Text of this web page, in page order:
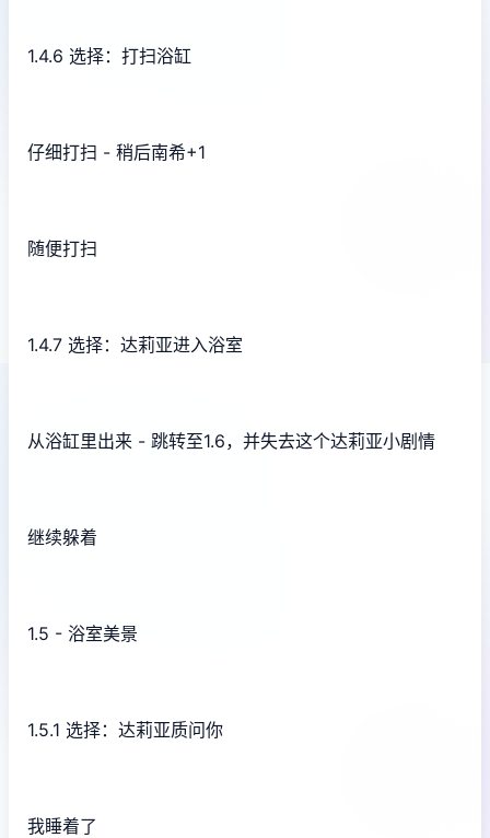
1.4.6 选择：打扫浴缸
仔细打扫 - 稍后南希+1
随便打扫
1.4.7 选择：达莉亚进入浴室
从浴缸里出来 - 跳转至1.6，并失去这个达莉亚小剧情
继续躲着
1.5 - 浴室美景
1.5.1 选择：达莉亚质问你
我睡着了